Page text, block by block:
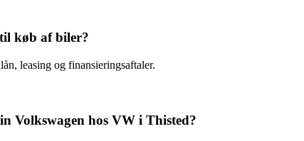
køb af biler?
leasing og finansieringsaftaler.
Volkswagen hos VW i Thisted?